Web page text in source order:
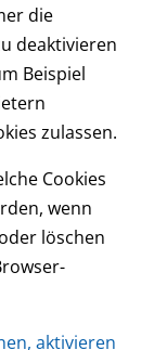
die
deaktivieren
Beispiel
zulassen.
Cookies
wenn
löschen
aktivieren